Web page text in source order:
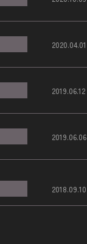
2020.04.01
2019.06.12
2019.06.06
2018.09.10